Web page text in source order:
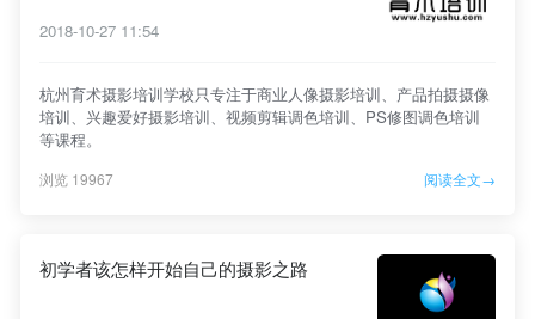
2018-10-27 11:54
杭州育术摄影培训学校只专注于商业人像摄影培训、产品拍摄摄像
培训、兴趣爱好摄影培训、视频剪辑调色培训、PS修图调色培训
等课程。
浏览 19967 阅读全文→
初学者该怎样开始自己的摄影之路